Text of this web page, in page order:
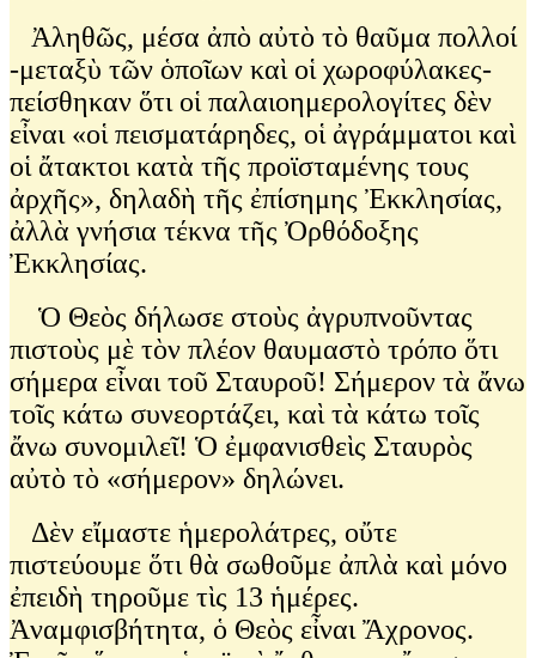
Ἀληθῶς, μέσα ἀπὸ αὐτὸ τὸ θαῦμα πολλοί
-μεταξὺ τῶν ὁποῖων καὶ οἱ χωροφύλακες-
πείσθηκαν ὅτι οἱ παλαιοημερολογίτες δὲν
εἶναι «οἱ πεισματάρηδες, οἱ ἀγράμματοι καὶ
οἱ ἄτακτοι κατὰ τῆς προϊσταμένης τους
ἀρχῆς», δηλαδὴ τῆς ἐπίσημης Ἐκκλησίας,
ἀλλὰ γνήσια τέκνα τῆς Ὀρθόδοξης
Ἐκκλησίας.
Ὁ Θεὸς δήλωσε στοὺς ἀγρυπνοῦντας
πιστοὺς μὲ τὸν πλέον θαυμαστὸ τρόπο ὅτι
σήμερα εἶναι τοῦ Σταυροῦ! Σήμερον τὰ ἄνω
τοῖς κάτω συνεορτάζει, καὶ τὰ κάτω τοῖς
ἄνω συνομιλεῖ! Ὁ ἐμφανισθεὶς Σταυρὸς
αὐτὸ τὸ «σήμερον» δηλώνει.
Δὲν εἴμαστε ἡμερολάτρες, οὔτε
πιστεύουμε ὅτι θὰ σωθοῦμε ἀπλὰ καὶ μόνο
ἐπειδὴ τηροῦμε τὶς 13 ἡμέρες.
Ἀναμφισβήτητα, ὁ Θεὸς εἶναι Ἄχρονος.